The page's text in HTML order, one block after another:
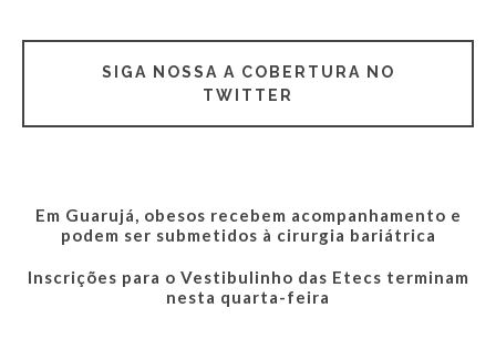
SIGA NOSSA A COBERTURA NO
TWITTER
Em Guarujá, obesos recebem acompanhamento e
podem ser submetidos à cirurgia bariátrica
Inscrições para o Vestibulinho das Etecs terminam
nesta quarta-feira